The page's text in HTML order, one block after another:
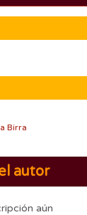
Birra
autor
aún